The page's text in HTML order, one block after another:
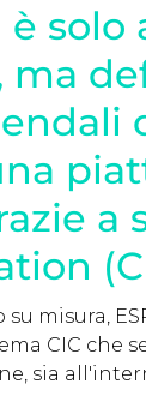
è
ma
a
misura,
CIC che
sia